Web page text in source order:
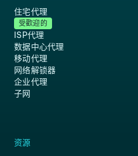
住宅代理
受歡迎的
ISP代理
数据中心代理
移动代理
网络解锁器
企业代理
子网
资源